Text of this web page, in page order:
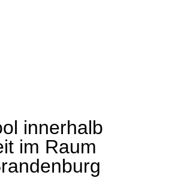
innerhalb
im Raum